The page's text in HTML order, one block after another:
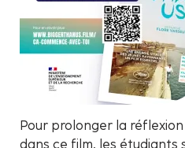
Pour prolonger la
dans ce film, les